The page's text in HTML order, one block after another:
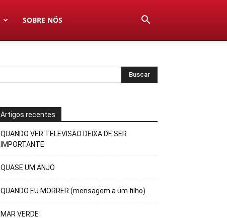
SOBRE NÓS
Artigos recentes
QUANDO VER TELEVISÃO DEIXA DE SER
IMPORTANTE
QUASE UM ANJO
QUANDO EU MORRER (mensagem a um filho)
MAR VERDE